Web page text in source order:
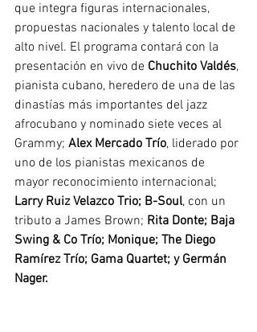
que integra figuras internacionales,
propuestas nacionales y talento local de
alto nivel. El programa contará con la
presentación en vivo de Chuchito Valdés,
pianista cubano, heredero de una de las
dinastías más importantes del jazz
afrocubano y nominado siete veces al
Grammy; Alex Mercado Trío, liderado por
uno de los pianistas mexicanos de
mayor reconocimiento internacional;
Larry Ruiz Velazco Trio; B-Soul, con un
tributo a James Brown; Rita Donte; Baja
Swing & Co Trío; Monique; The Diego
Ramírez Trío; Gama Quartet; y Germán
Nager.